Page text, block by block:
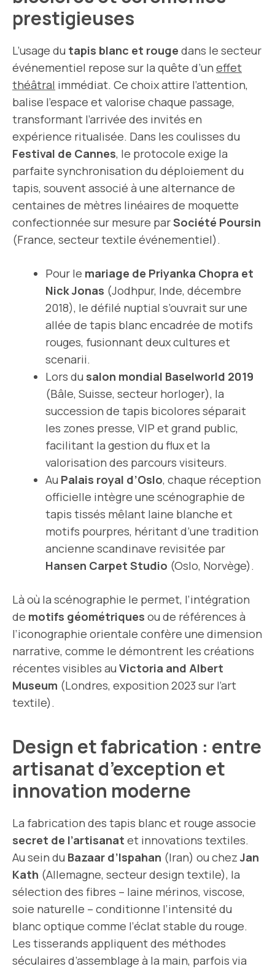
prestigieuses
L’usage du tapis blanc et rouge dans le secteur
événementiel repose sur la quête d’un effet
théâtral immédiat. Ce choix attire l’attention,
balise l’espace et valorise chaque passage,
transformant l’arrivée des invités en
expérience ritualisée. Dans les coulisses du
Festival de Cannes, le protocole exige la
parfaite synchronisation du déploiement du
tapis, souvent associé à une alternance de
centaines de mètres linéaires de moquette
confectionnée sur mesure parSociété Poursin
(France, secteur textile événementiel).
Pour le mariage de Priyanka Chopra et
Nick Jonas (Jodhpur, Inde, décembre
2018), le défilé nuptial s’ouvrait sur une
allée de tapis blanc encadrée de motifs
rouges, fusionnant deux cultures et
scenarii.
Lors du salon mondial Baselworld 2019
(Bâle, Suisse, secteur horloger), la
succession de tapis bicolores séparait
les zones presse, VIP et grand public,
facilitant la gestion du flux et la
valorisation des parcours visiteurs.
Au Palais royal d’Oslo, chaque réception
officielle intègre une scénographie de
tapis tissés mêlant laine blanche et
motifs pourpres, héritant d’une tradition
ancienne scandinave revisitée par
Hansen Carpet Studio (Oslo, Norvège).
Là où la scénographie le permet, l’intégration
de motifs géométriques ou de références à
l’iconographie orientale confère une dimension
narrative, comme le démontrent les créations
récentes visibles au Victoria and Albert
Museum (Londres, exposition 2023 sur l’art
textile).
Design et fabrication : entre
artisanat d’exception et
innovation moderne
La fabrication des tapis blanc et rouge associe
secret de l’artisanat et innovations textiles.
Au sein du Bazaar d’Ispahan (Iran) ou chezJan
Kath (Allemagne, secteur design textile), la
sélection des fibres – laine mérinos, viscose,
soie naturelle – conditionne l’intensité du
blanc optique comme l’éclat stable du rouge.
Les tisserands appliquent des méthodes
séculaires d’assemblage à la main, parfois via